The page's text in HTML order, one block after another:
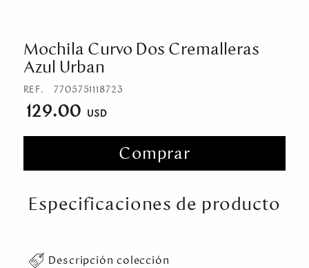
Venezuela
Mochila Curvo Dos Cremalleras
Azul Urban
REF. 7705751118723
129.00
Comprar
Especificaciones de producto
Descripción colección